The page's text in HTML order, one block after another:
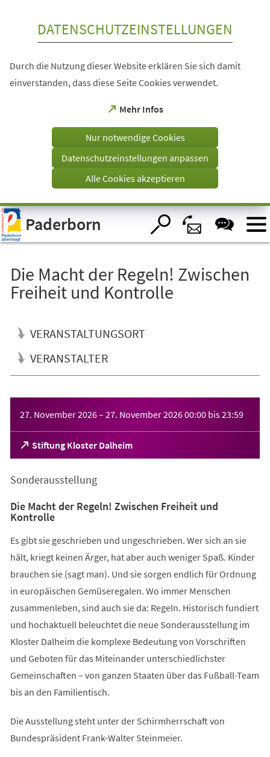
Visuelle
Assistenzsoftware
öffnen.
DATENSCHUTZEINSTELLUNGEN
Durch die Nutzung dieser Website erklären Sie sich damit
einverstanden, dass diese Seite Cookies verwendet.
Mehr Infos
(Öffnet
einem
Tab)
Nur notwendige Cookies
Datenschutzeinstellungen anpassen
Alle Cookies akzeptieren
Paderborn
Die Macht der Regeln! Zwischen
Freiheit und Kontrolle
VERANSTALTUNGSORT
VERANSTALTER
27. November 2026– 27. November 202600:00 bis23:59
Stiftung Kloster Dalheim
(Öffnet
in
neuen
Sonderausstellung
Die Macht der Regeln! Zwischen Freiheit und
Kontrolle
Es gibt sie geschrieben und ungeschrieben. Wer sich an sie
hält, kriegt keinen Ärger, hat aber auch weniger Spaß. Kinder
brauchen sie (sagt man). Und sie sorgen endlich für Ordnung
in europäischen Gemüseregalen. Wo immer Menschen
zusammenleben, sind auch sie da: Regeln. Historisch fundiert
und hochaktuell beleuchtet die neue Sonderausstellung im
Kloster Dalheim die komplexe Bedeutung von Vorschriften
und Geboten für das Miteinander unterschiedlichster
Gemeinschaften – von ganzen Staaten über das Fußball-Team
bis an den Familientisch.
Die Ausstellung steht unter der Schirmherrschaft von
Bundespräsident Frank-Walter Steinmeier.